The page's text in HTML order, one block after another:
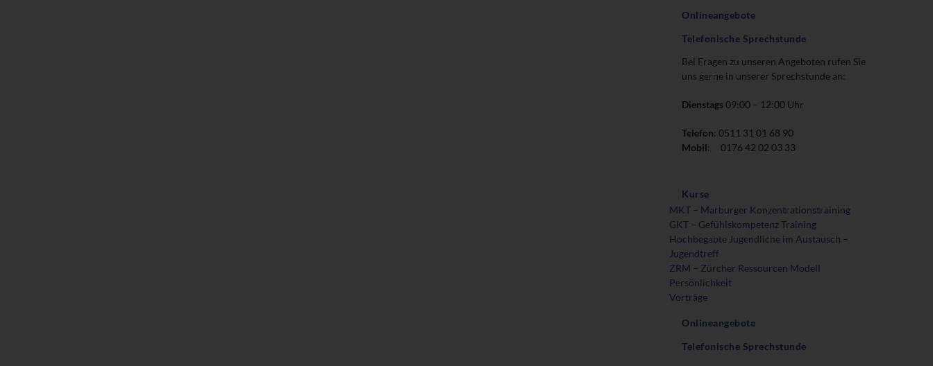
Onlineangebote
Telefonische Sprechstunde
Bei Fragen zu unseren Angeboten rufen Sie
uns gerne in unserer Sprechstunde an:
Dienstags09:00 – 12:00 Uhr
Telefon: 0511 31 01 68 90
Mobil: 0176 42 02 03 33
Kurse
MKT – Marburger Konzentrationstraining
GKT – Gefühlskompetenz Training
Hochbegabte Jugendliche im Austausch –
Jugendtreff
ZRM – Zürcher Ressourcen Modell
Persönlichkeit
Vorträge
Onlineangebote
Telefonische Sprechstunde